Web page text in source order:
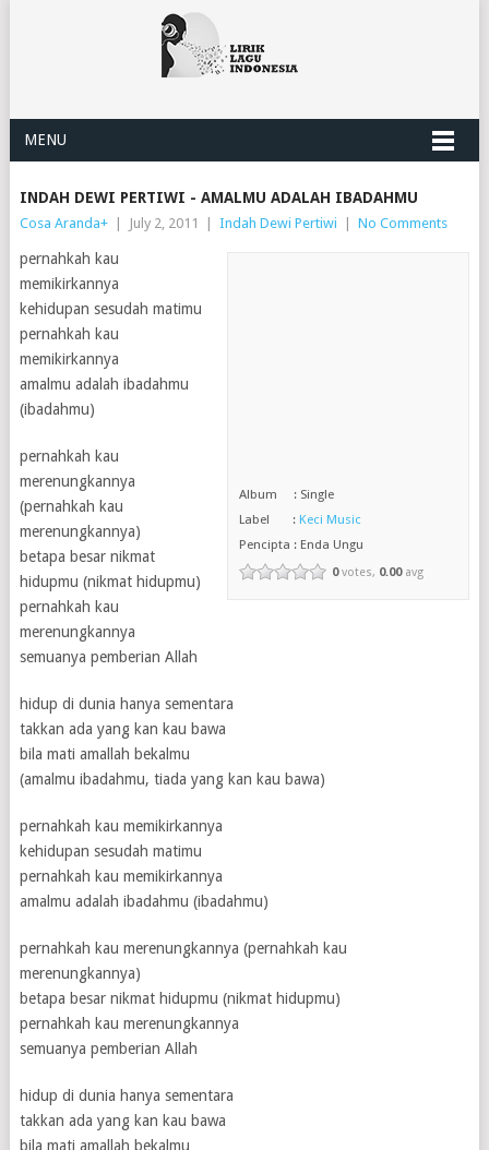
MENU
INDAH DEWI PERTIWI - AMALMU ADALAH IBADAHMU
Cosa Aranda+ July 2, 2011 Indah Dewi Pertiwi No Comments
Album : Single
Label :Keci Music
Pencipta : Enda Ungu
0votes, 0.00avg
pernahkah kau
memikirkannya
kehidupan sesudah matimu
pernahkah kau
memikirkannya
amalmu adalah ibadahmu
(ibadahmu)
pernahkah kau
merenungkannya
(pernahkah kau
merenungkannya)
betapa besar nikmat
hidupmu (nikmat hidupmu)
pernahkah kau
merenungkannya
semuanya pemberian Allah
hidup di dunia hanya sementara
takkan ada yang kan kau bawa
bila mati amallah bekalmu
(amalmu ibadahmu, tiada yang kan kau bawa)
pernahkah kau memikirkannya
kehidupan sesudah matimu
pernahkah kau memikirkannya
amalmu adalah ibadahmu (ibadahmu)
pernahkah kau merenungkannya (pernahkah kau
merenungkannya)
betapa besar nikmat hidupmu (nikmat hidupmu)
pernahkah kau merenungkannya
semuanya pemberian Allah
hidup di dunia hanya sementara
takkan ada yang kan kau bawa
bila mati amallah bekalmu